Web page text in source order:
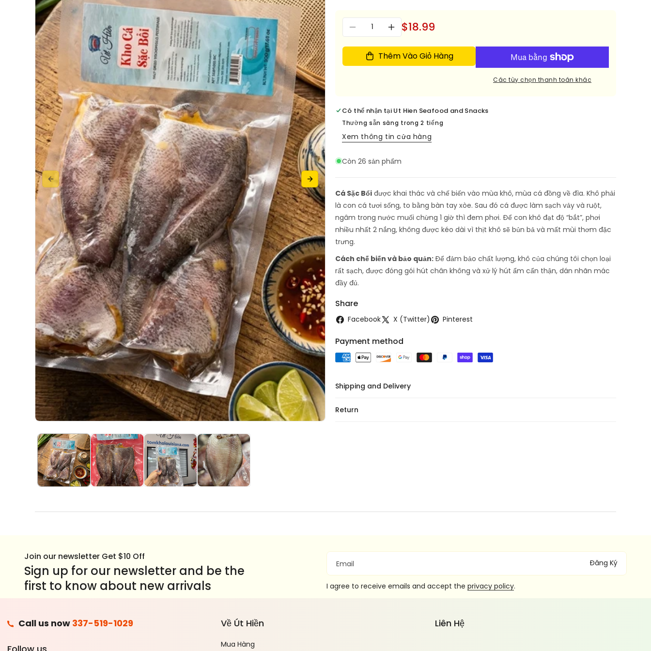
Giảm
lượng
-
Hai
nang
4-
con
2
(454Gram)
Tăng
lượng
cho
-
Hai
nang
4-
con
2
(454Gram)
$18.99
Thêm Vào Giỏ Hàng
Các tùy chọn thanh toán khác
Có thể nhận tại Ut Hien Seafood and Snacks
Thường sẵn sàng trong 2 tiếng
Xem thông tin cửa hàng
Còn 26 sản phẩm
Cá Sặc Bổi được khai thác và chế biến vào mùa khô, mùa cá đồng về đìa. Khô phải
là con cá tươi sống, to bằng bàn tay xòe. Sau đó cá được làm sạch vảy và ruột,
ngâm trong nước muối chừng 1 giờ thì đem phơi. Để con khô đạt độ “bắt”, phơi
nhiều nhất 2 nắng, không được kéo dài vì thịt khô sẽ bủn bả và mất mùi thơm đặc
trưng.
Cách chế biến và bảo quản: Để đảm bảo chất lượng, khô của chúng tôi chọn loại
rất sạch, được đóng gói hút chân không và xử lý hút ẩm cẩn thận, dán nhãn mác
đầy đủ.
Share
Facebook X (Twitter) Pinterest
Payment method
Shipping and Delivery
Return
Join our newsletter Get $10 Off
Sign up for our newsletter and be the
first to know about new arrivals
Email Đăng Ký
I agree to receive emails and accept the privacy policy.
Call us now 337-519-1029 Về Út Hiền
Mua Hàng
Liên Hệ